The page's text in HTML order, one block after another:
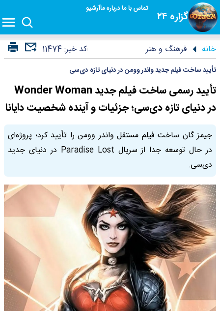
گزاره ۲۴
تماس با مادرباره ماآرشیو
خانه فرهنگ و هنر کد خبر:11474
تأیید ساخت فیلم جدید واندر وومن در دنیای تازه دی‌سی
تأیید رسمی ساخت فیلم جدید Wonder Woman
در دنیای تازه دی‌سی؛ جزئیات و آینده شخصیت دایانا
جیمز گان ساخت فیلم مستقل واندر وومن را تأیید کرد؛ پروژه‌ای
در حال توسعه جدا از سریال Paradise Lost در دنیای جدید
دی‌سی.